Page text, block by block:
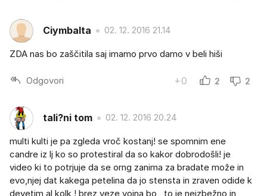
Ciymbalta 02. 12. 2016 21.14
ZDA nas bo zaščitila saj imamo prvo damo v beli hiši
Odgovori +0 2 2
tali?ni tom 02. 12. 2016 20.24
multi kulti je pa zgleda vroč kostanj! se spomnim ene
candre iz lj ko so protestiral da so kakor dobrodošli! je
video ki to potrjuje da se orng zanima za bradate može in
evo,njej dat kakega petelina da jo stensta in zraven odide k
devetim al kolk ! brez veze,vojna bo , to je neizbežno in